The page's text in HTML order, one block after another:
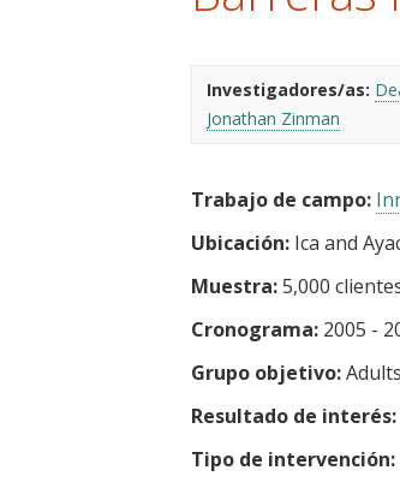
Investigadores/as:
Jonathan Zinman
Trabajo de campo:
Ubicación: Ica and
Muestra:5,000
Cronograma: 2005 -
Grupo objetivo:Adults
Resultado de interés:
Tipo de intervención: